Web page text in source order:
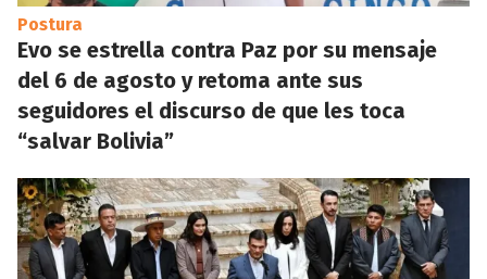
Postura
Evo se estrella contra Paz por su mensaje
del 6 de agosto y retoma ante sus
seguidores el discurso de que les toca
“salvar Bolivia”